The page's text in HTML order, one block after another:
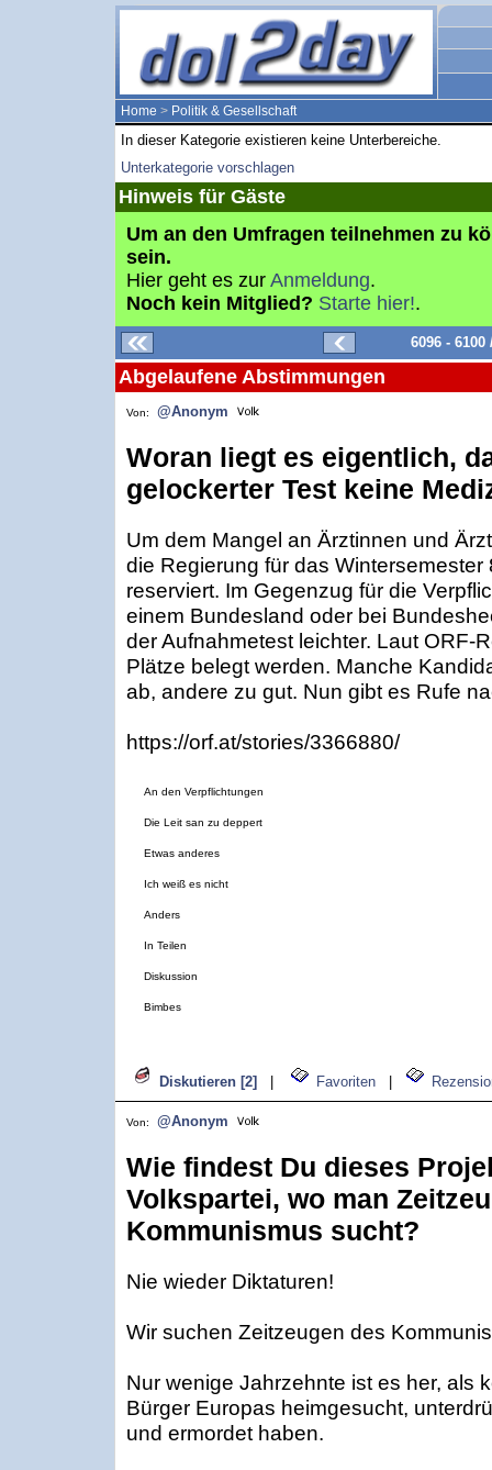
Home > Politik & Gesellschaft
In dieser Kategorie existieren keine Unterbereiche.
Unterkategorie vorschlagen
Hinweis für Gäste
Um an den Umfragen teilnehmen zu
sein.
Hier geht es zur Anmeldung.
Noch kein Mitglied? Starte hier!.
6096 -
Abgelaufene Abstimmungen
Von: @Anonym
Woran liegt es eigentlich,
gelockerter Test keine
Um dem Mangel an Ärztinnen und
die Regierung für das
reserviert. Im Gegenzug für die
einem Bundesland oder bei
der Aufnahmetest leichter. Laut ORF-
Plätze belegt werden. Manche
ab, andere zu gut. Nun gibt es Rufe
https://orf.at/stories/3366880/
An den Verpflichtungen
Die Leit san zu deppert
Etwas anderes
Ich weiß es nicht
Anders
In Teilen
Diskussion
Bimbes
Diskutieren [2] Favoriten
Von: @Anonym
Wie findest Du dieses
Volkspartei, wo man
Kommunismus sucht?
Nie wieder Diktaturen!
Wir suchen Zeitzeugen des
Nur wenige Jahrzehnte ist es her, als
Bürger Europas heimgesucht,
und ermordet haben.